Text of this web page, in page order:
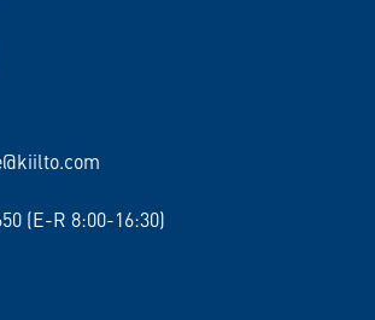
(E-R 8:00-16:30)